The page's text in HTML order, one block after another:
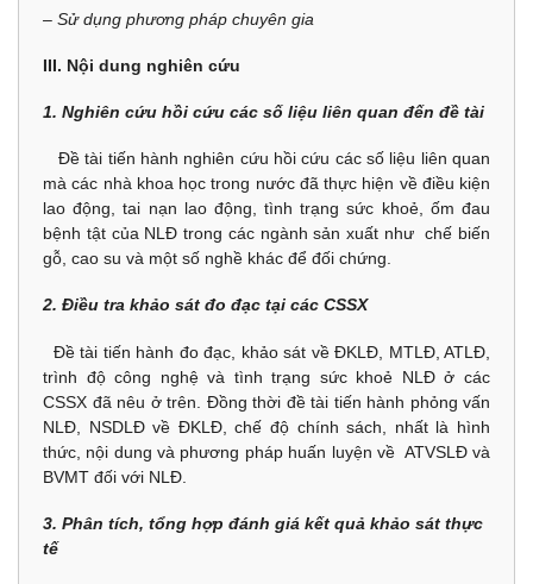
– Sử dụng phư­ơng pháp chuyên gia
III. Nội dung nghiên cứu
1. Nghiên cứu hồi cứu các số liệu liên quan đến đề tài
Đề tài tiến hành nghiên cứu hồi cứu các số liệu liên quan
mà các nhà khoa học trong nước đã thực hiện về điều kiện
lao động, tai nạn lao động, tình trạng sức khoẻ, ốm đau
bệnh tật của NLĐ trong các ngành sản xuất như chế biến
gỗ, cao su và một số nghề khác để đối chứng.
2. Điều tra khảo sát đo đạc tại các CSSX
Đề tài tiến hành đo đạc, khảo sát về ĐKLĐ, MTLĐ, ATLĐ,
trình độ công nghệ và tình trạng sức khoẻ NLĐ ở các
CSSX đã nêu ở trên. Đồng thời đề tài tiến hành phỏng vấn
NLĐ, NSDLĐ về ĐKLĐ, chế độ chính sách, nhất là hình
thức, nội dung và phương pháp huấn luyện về ATVSLĐ và
BVMT đối với NLĐ.
3. Phân tích, tổng hợp đánh giá kết quả khảo sát thực
tế